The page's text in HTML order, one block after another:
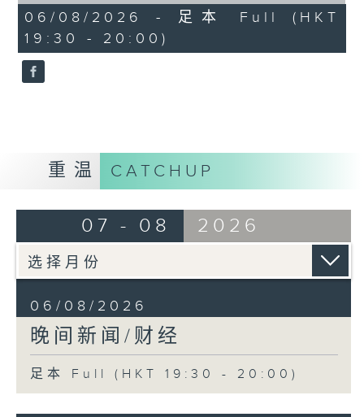
29
minutes,
59
seconds
06/08/2026 - 足本 Full (HKT
19:30 - 20:00)
重温 CATCHUP
07 - 08 2026
06/08/2026
晚间新闻/财经
足本 Full (HKT 19:30 - 20:00)